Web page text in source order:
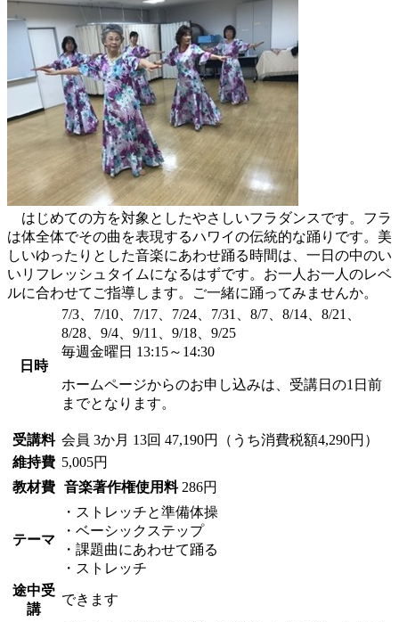
はじめての方を対象としたやさしいフラダンスです。フラ
は体全体でその曲を表現するハワイの伝統的な踊りです。美
しいゆったりとした音楽にあわせ踊る時間は、一日の中のい
いリフレッシュタイムになるはずです。お一人お一人のレベ
ルに合わせてご指導します。ご一緒に踊ってみませんか。
日時
7/3、7/10、7/17、7/24、7/31、8/7、8/14、8/21、
8/28、9/4、9/11、9/18、9/25
毎週金曜日 13:15～14:30
ホームページからのお申し込みは、受講日の1日前
までとなります。
受講料 会員 3か月 13回 47,190円（うち消費税額4,290円）
維持費 5,005円
教材費 音楽著作権使用料 286円
テーマ
・ストレッチと準備体操
・ベーシックステップ
・課題曲にあわせて踊る
・ストレッチ
途中受
講
できます